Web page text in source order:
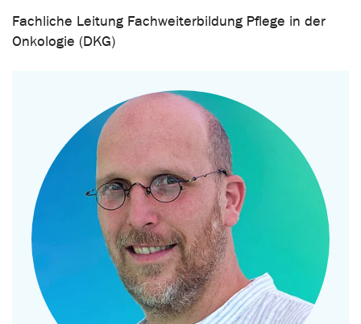
Fachliche Leitung Fachweiterbildung Pflege in der
Onkologie (DKG)